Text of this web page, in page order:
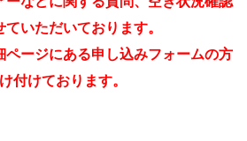
ていただいております。
ページにある申し込みフォームの方
付けております。